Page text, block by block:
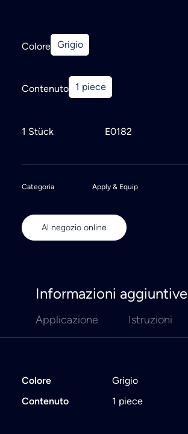
Colore Grigio
Contenuto 1 piece
1 Stück E0182
Categoria Apply & Equip
Al negozio online
Informazioni aggiuntive
Applicazione Istruzioni
Colore
Grigio
Contenuto
1 piece